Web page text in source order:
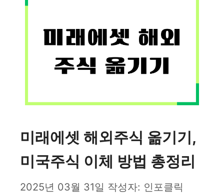
미래에셋 해외주식 옮기기,
미국주식 이체 방법 총정리
2025년 03월 31일 작성자: 인포클릭